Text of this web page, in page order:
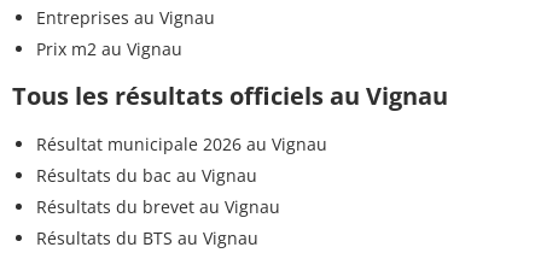
Entreprises au Vignau
Prix m2 au Vignau
Tous les résultats officiels au Vignau
Résultat municipale 2026 au Vignau
Résultats du bac au Vignau
Résultats du brevet au Vignau
Résultats du BTS au Vignau